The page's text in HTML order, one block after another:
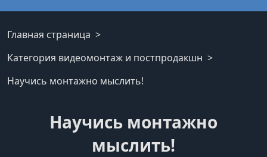
Главная страница
Категория видеомонтаж и постпродакшн
Научись монтажно мыслить!
Научись монтажно
мыслить!